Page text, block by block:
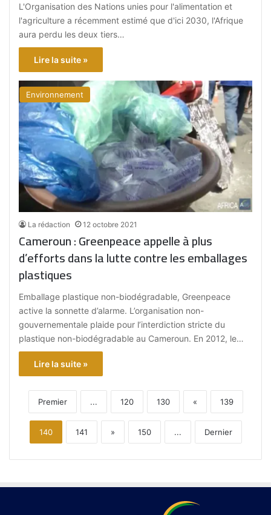
L'Organisation des Nations unies pour l'alimentation et
l'agriculture a récemment estimé que d'ici 2030, l'Afrique
aura perdu les deux tiers…
Lire la suite »
Environnement
La rédaction 12 octobre 2021
Cameroun : Greenpeace appelle à plus
d’efforts dans la lutte contre les emballages
plastiques
Emballage plastique non-biodégradable, Greenpeace
active la sonnette d’alarme. L’organisation non-
gouvernementale plaide pour l’interdiction stricte du
plastique non-biodégradable au Cameroun. En 2012, le…
Lire la suite »
Premier ... 120 130 « 139
140 141 » 150 ... Dernier